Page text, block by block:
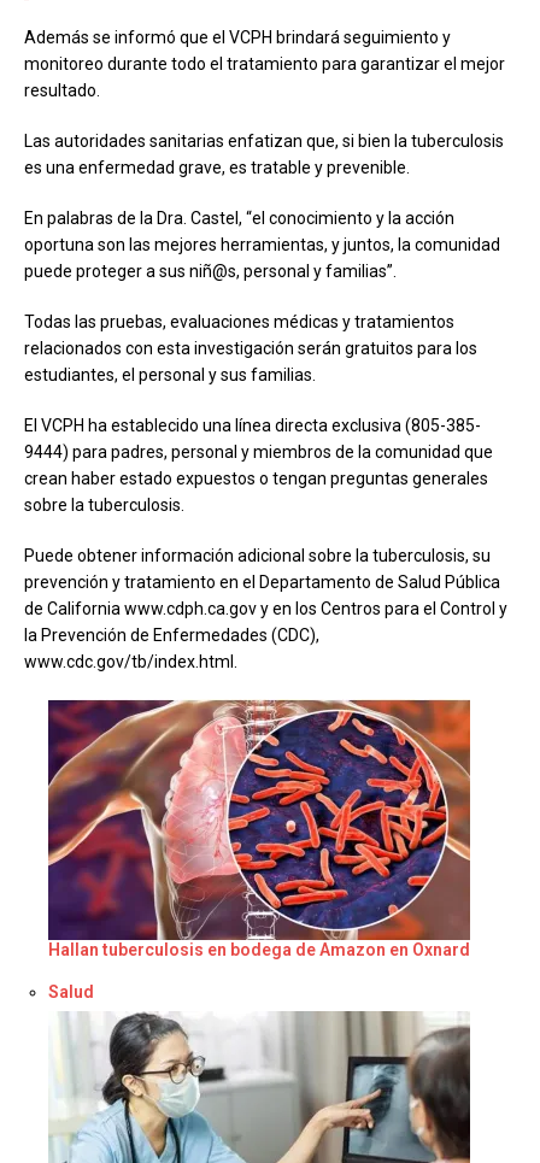
Además se informó que el VCPH brindará seguimiento y
monitoreo durante todo el tratamiento para garantizar el mejor
resultado.
Las autoridades sanitarias enfatizan que, si bien la tuberculosis
es una enfermedad grave, es tratable y prevenible.
En palabras de la Dra. Castel, “el conocimiento y la acción
oportuna son las mejores herramientas, y juntos, la comunidad
puede proteger a sus niñ@s, personal y familias”.
Todas las pruebas, evaluaciones médicas y tratamientos
relacionados con esta investigación serán gratuitos para los
estudiantes, el personal y sus familias.
El VCPH ha establecido una línea directa exclusiva (805-385-
9444) para padres, personal y miembros de la comunidad que
crean haber estado expuestos o tengan preguntas generales
sobre la tuberculosis.
Puede obtener información adicional sobre la tuberculosis, su
prevención y tratamiento en el Departamento de Salud Pública
de California www.cdph.ca.gov y en los Centros para el Control y
la Prevención de Enfermedades (CDC),
www.cdc.gov/tb/index.html.
Hallan tuberculosis en bodega de Amazon en Oxnard
Respecto a
Salud